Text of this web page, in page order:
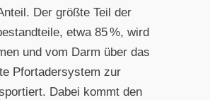
Der größte Teil der
etwa 85 %, wird
und vom Darm über das
Pfortadersystem zur
Dabei kommt den